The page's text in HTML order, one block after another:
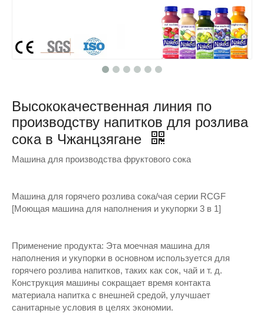
Высококачественная линия по
производству напитков для розлива
сока в Чжанцзягане
Машина для производства фруктового сока
Машина для горячего розлива сока/чая серии RCGF
[Моющая машина для наполнения и укупорки 3 в 1]
Применение продукта: Эта моечная машина для
наполнения и укупорки в основном используется для
горячего розлива напитков, таких как сок, чай и т. д.
Конструкция машины сокращает время контакта
материала напитка с внешней средой, улучшает
санитарные условия в целях экономии.